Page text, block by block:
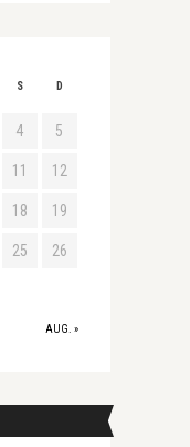
S D
AUG. »
4 5
11 12
18 19
25 26